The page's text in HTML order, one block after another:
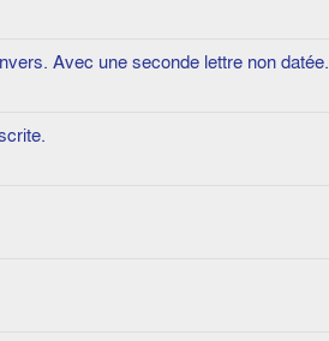
Avec une seconde lettre non datée.